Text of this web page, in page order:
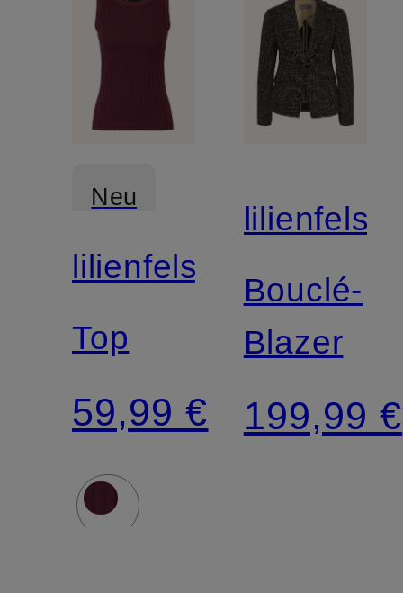
Neu
lilienfels
Top
59,99 €
lilienfels
Bouclé-
Blazer
199,99 €